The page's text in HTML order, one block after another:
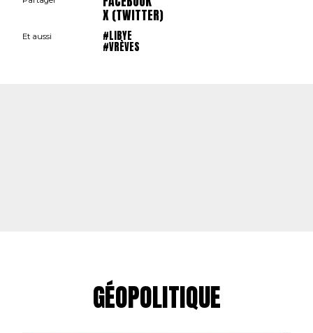
X (TWITTER)
Et aussi #LIBYE
#VRÈVES
GÉOPOLITIQUE